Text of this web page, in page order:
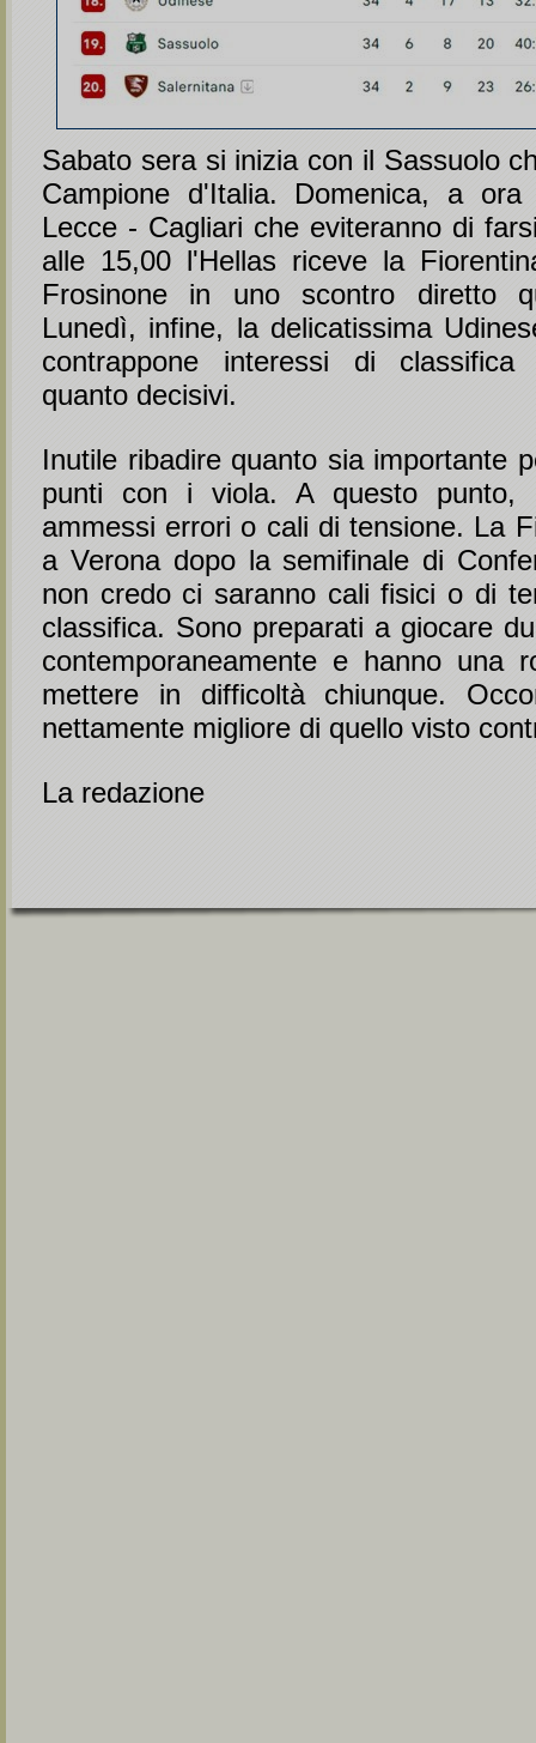
Sabato sera si inizia con il Sassuolo
Campione d'Italia. Domenica, a
Lecce - Cagliari che eviteranno di
alle 15,00 l'Hellas riceve la
Frosinone in uno scontro diretto
Lunedì, infine, la delicatissima
contrappone interessi di classifica
quanto decisivi.
Inutile ribadire quanto sia importante
punti con i viola. A questo punto,
ammessi errori o cali di tensione. La
a Verona dopo la semifinale di
non credo ci saranno cali fisici o di
classifica. Sono preparati a giocare
contemporaneamente e hanno una
mettere in difficoltà chiunque.
nettamente migliore di quello visto
La redazione